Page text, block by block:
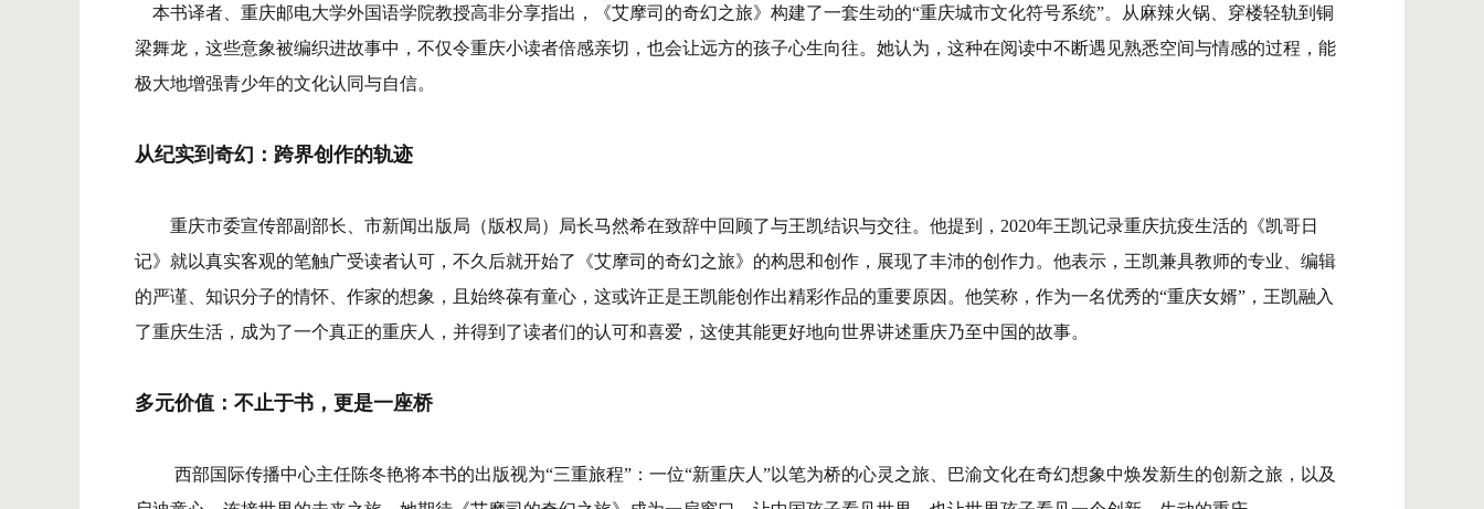
本书译者、重庆邮电大学外国语学院教授高非分享指出，《艾摩司的奇幻之旅》构建了一套生动的“重庆城市文化符号系统”。从麻辣火锅、穿楼轻轨到铜
梁舞龙，这些意象被编织进故事中，不仅令重庆小读者倍感亲切，也会让远方的孩子心生向往。她认为，这种在阅读中不断遇见熟悉空间与情感的过程，能
极大地增强青少年的文化认同与自信。
从纪实到奇幻：跨界创作的轨迹
重庆市委宣传部副部长、市新闻出版局（版权局）局长马然希在致辞中回顾了与王凯结识与交往。他提到，2020年王凯记录重庆抗疫生活的《凯哥日
记》就以真实客观的笔触广受读者认可，不久后就开始了《艾摩司的奇幻之旅》的构思和创作，展现了丰沛的创作力。他表示，王凯兼具教师的专业、编辑
的严谨、知识分子的情怀、作家的想象，且始终葆有童心，这或许正是王凯能创作出精彩作品的重要原因。他笑称，作为一名优秀的“重庆女婿”，王凯融入
了重庆生活，成为了一个真正的重庆人，并得到了读者们的认可和喜爱，这使其能更好地向世界讲述重庆乃至中国的故事。
多元价值：不止于书，更是一座桥
西部国际传播中心主任陈冬艳将本书的出版视为“三重旅程”：一位“新重庆人”以笔为桥的心灵之旅、巴渝文化在奇幻想象中焕发新生的创新之旅，以及